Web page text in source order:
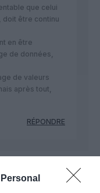
que celui
doit être continu
en être
de données,
de valeurs
après tout,
RÉPONDRE
décembre 2024 - 11 h